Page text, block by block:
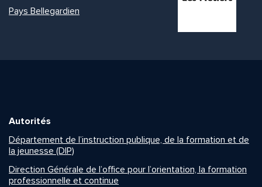
Pays Bellegardien
Autorités
Département de l’instruction publique, de la formation et de
la jeunesse (DIP)
Direction Générale de l’office pour l’orientation, la formation
professionnelle et continue